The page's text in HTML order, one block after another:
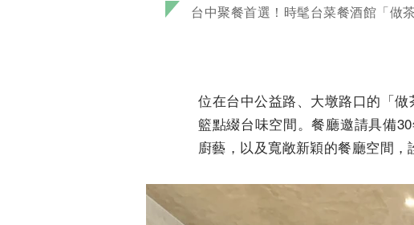
台中聚餐首選！時髦台菜餐酒館「做
位在台中公益路、大墩路口的「
籃點綴台味空間。餐廳邀請具備
廚藝，以及寬敞新穎的餐廳空間，